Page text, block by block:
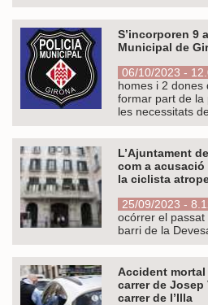
S’incorporen 9
Municipal de
06/10/2023 -
homes i 2 dones
formar part de la
les necessitats
L’Ajuntament
com a
la ciclista
25/09/2023 -
ocórrer el
barri de la
Accident
carrer de Josep
carrer de l’Illa